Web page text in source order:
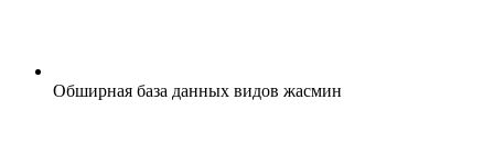
Обширная база данных видов жасмин